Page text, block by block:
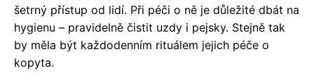
šetrný přístup od lidí. Při péči o ně je důležité dbát na
hygienu – pravidelně čistit uzdy i pejsky. Stejně tak
by měla být každodenním rituálem jejich péče o
kopyta.